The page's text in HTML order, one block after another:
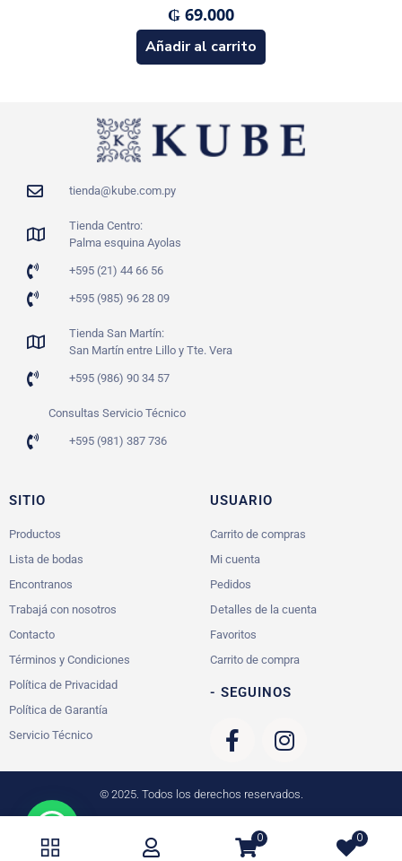
₲ 69.000
Añadir al carrito
tienda@kube.com.py
Tienda Centro:
Palma esquina Ayolas
+595 (21) 44 66 56
+595 (985) 96 28 09
Tienda San Martín:
San Martín entre Lillo y Tte. Vera
+595 (986) 90 34 57
Consultas Servicio Técnico
+595 (981) 387 736
SITIO
Productos
Lista de bodas
Encontranos
Trabajá con nosotros
Contacto
Términos y Condiciones
Política de Privacidad
Política de Garantía
Servicio Técnico
USUARIO
Carrito de compras
Mi cuenta
Pedidos
Detalles de la cuenta
Favoritos
Carrito de compra
- SEGUINOS
© 2025. Todos los derechos reservados.
0 0